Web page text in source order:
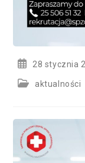
Post28 stycznia
Postaktualności